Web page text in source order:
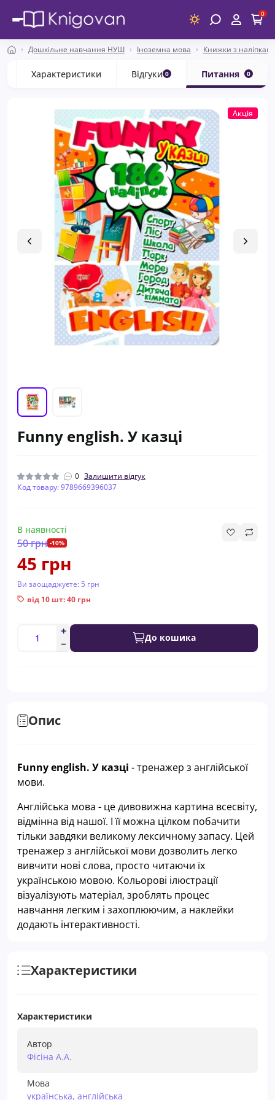
0
Дошкільне навчання НУШ Іноземна мова Книжки з
Характеристики Відгуки 0 Питання 0
Акція
Funny english. У казці
0 Залишити відгук
Код товару: 9789669396037
В наявності
50 грн -10%
45 грн
Ви заощаджуєте: 5 грн
від 10 шт: 40 грн
До кошика
Опис
Funny english. У казці -тренажер з англійської
мови.
Англійська мова - це дивовижна картина всесвіту,
відмінна від нашої. І її можна цілком побачити
тільки завдяки великому лексичному запасу. Цей
тренажер з англійської мови дозволить легко
вивчити нові слова, просто читаючи їх
українською мовою. Кольорові ілюстрації
візуалізують матеріал, зроблять процес
навчання легким і захоплюючим, а наклейки
додають інтерактивності.
Характеристики
Характеристики
Автор
Фiсiна А.А.
Мова
українська, англійська